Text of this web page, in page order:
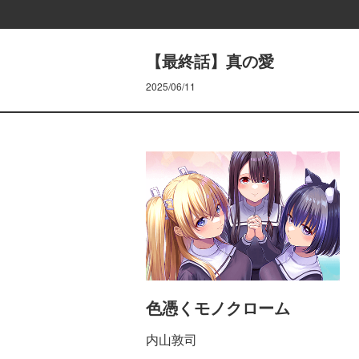
【最終話】真の愛
2025/06/11
色憑くモノクローム
内山敦司